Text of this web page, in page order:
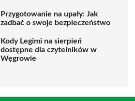
Przygotowanie na upały: Jak
zadbać o swoje bezpieczeństwo
Kody Legimi na sierpień
dostępne dla czytelników w
Węgrowie